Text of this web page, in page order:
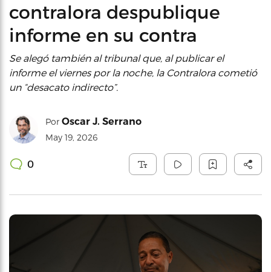
contralora despublique
informe en su contra
Se alegó también al tribunal que, al publicar el
informe el viernes por la noche, la Contralora cometió
un “desacato indirecto”.
Por Oscar J. Serrano
May 19, 2026
0